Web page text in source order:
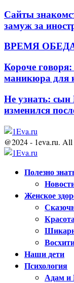
Сайты
замуж за
ВРЕМЯ
Короче говоря:
маникюра для
Не узнать:
изменился
@2024 - 1eva.ru.
Полезно
Женское
Наши дети
Психология
Адам и